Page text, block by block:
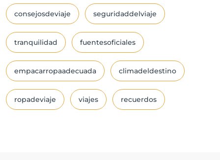
consejosdeviaje seguridaddelviaje
tranquilidad fuentesoficiales
empacarropaadecuada climadeldestino
ropadeviaje viajes recuerdos